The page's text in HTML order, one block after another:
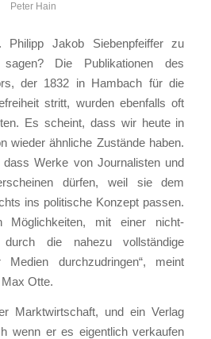
Peter Hain
Jakob Siebenpfeiffer zu
Die Publikationen des
der 1832 in Hambach für die
stritt, wurden ebenfalls oft
Es scheint, dass wir heute in
wieder ähnliche Zustände haben.
Werke von Journalisten und
dürfen, weil sie dem
ins politische Konzept passen.
Möglichkeiten, mit einer nicht-
durch die nahezu vollständige
Medien durchzudringen“, meint
Otte.
Marktwirtschaft, und ein Verlag
wenn er es eigentlich verkaufen